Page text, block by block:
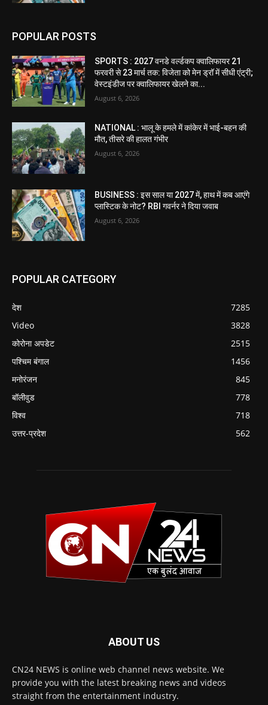
POPULAR POSTS
SPORTS : 2027 वनडे वर्ल्डकप क्वालिफायर 21
फरवरी से 23 मार्च तक: विजेता को मेन ड्रॉ में सीधी एंट्री;
वेस्टइंडीज पर क्वालिफायर खेलने का...
August 6, 2026
NATIONAL : भालू के हमले में कांकेर में भाई-बहन की
मौत, तीसरे की हालत गंभीर
August 6, 2026
BUSINESS : इस साल या 2027 में, हाथ में कब आएंगे
प्लास्टिक के नोट? RBI गवर्नर ने दिया जवाब
August 6, 2026
POPULAR CATEGORY
देश
7285
Video
3828
कोरोना अपडेट
2515
पश्चिम बंगाल
1456
मनोरंजन
845
बॉलीवुड
778
विश्व
718
उत्तर-प्रदेश
562
ABOUT US
CN24 NEWS is online web channel news website. We
provide you with the latest breaking news and videos
straight from the entertainment industry.